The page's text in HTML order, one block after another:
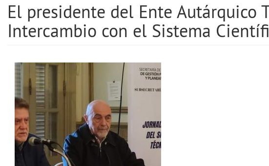
El presidente del Ente Autárquico
Intercambio con el Sistema